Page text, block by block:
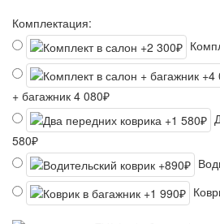
Комплектация:
+ багажник 4 080₽
580₽